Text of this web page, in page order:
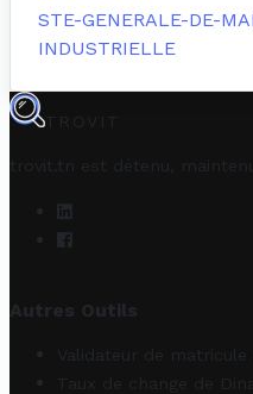
STE-GENERALE-DE-
INDUSTRIELLE
TROVIT
trovit.tn est détenu,
Autres Outils
Validateur de matricule
Taux de change de